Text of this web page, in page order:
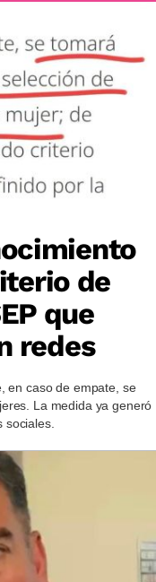
de
que
redes
en caso de empate, se
La medida ya generó